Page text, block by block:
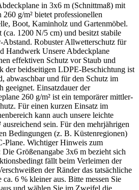
in 3x6 m (Schnittmaß) mit
g/m² bietet professionellen
Boot, Kaminholz und Gartenmöbel.
(ca. 1200 N/5 cm) und besitzt stabile
Abstand. Robuster Allwetterschutz für
Handwerk Unsere Abdeckplane
effektiven Schutz vor Staub und
der beidseitigen LDPE-Beschichtung ist
abwaschbar und für den Schutz im
geeignet. Einsatzdauer der
260 g/m² ist ein temporärer mittler-
Für einen kurzen Einsatz im
kann auch unsere leichte
sein. Für den mehrjährigen
Bedingungen (z. B. Küstenregionen)
Plane. Wichtiger Hinweis zum
Größenangabe 3x6 m bezieht sich
fällt beim Verleimen der
der Ränder das tatsächliche
6 % kleiner aus. Bitte messen Sie
und wählen Sie im Zweifel die